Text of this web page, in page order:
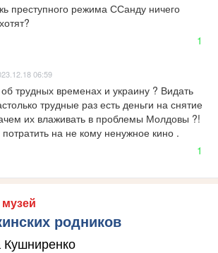
преступного режима ССанду ничего
1
06:59
трудных временах и украину ? Видать
трудные раз есть деньги на снятие
их влаживать в проблемы Молдовы ?!
на не кому ненужное кино .
1
музей
родников
Кушниренко